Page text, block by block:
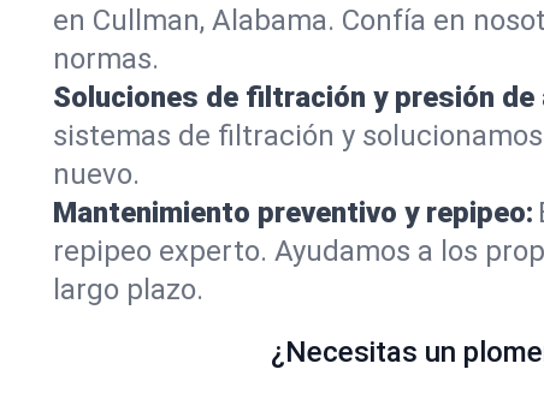
en Cullman, Alabama. Confía en
normas.
Soluciones de filtración y presión de
sistemas de filtración y
nuevo.
Mantenimiento preventivo y repipeo:
repipeo experto. Ayudamos a los
largo plazo.
¿Necesitas un